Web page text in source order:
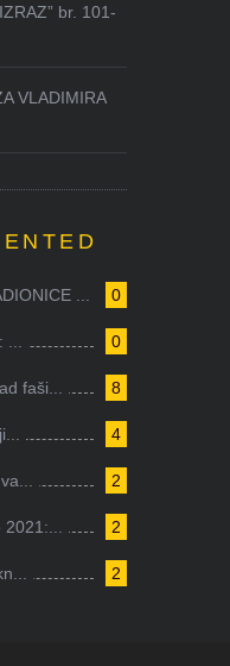
br. 101-
VLADIMIRA
0
...
0
8
faši...
4
2
2
2